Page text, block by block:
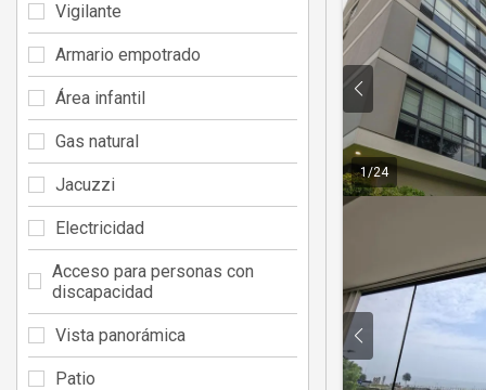
1 /24
Vigilante
Armario empotrado
Área infantil
Gas natural
Jacuzzi
Electricidad
Acceso para personas con
discapacidad
Vista panorámica
Patio